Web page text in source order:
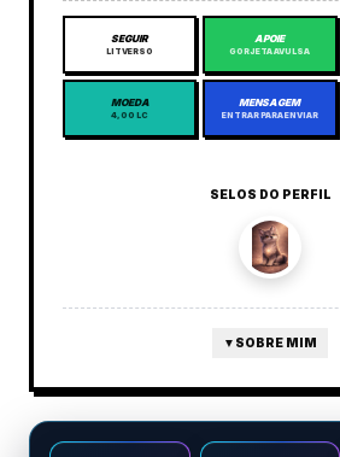
SEGUIR
LITVERSO
APOIE
GORJETA AVULSA
MOEDA
4,00 LC
MENSAGEM
ENTRAR PARA ENVIAR
SELOS DO PERFIL
▼ SOBRE MIM